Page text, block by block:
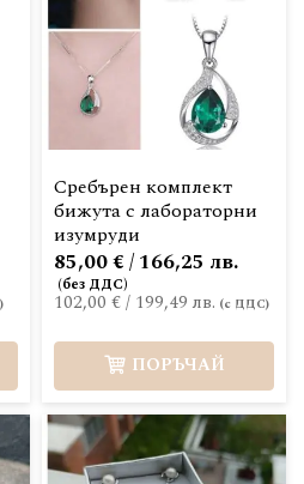
Сребърен комплект
бижута с лабораторни
изумруди
102,00 €/ 199,49 лв.
85,00 € / 166,25 лв.
ПОРЪЧАЙ